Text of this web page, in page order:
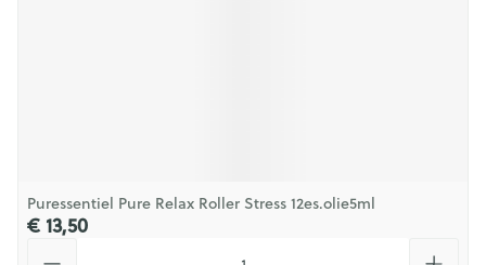
Puressentiel Pure Relax Roller Stress 12es.olie5ml
€ 13,50